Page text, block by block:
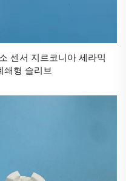
센서 지르코니아 세라믹
쇄형 슬리브